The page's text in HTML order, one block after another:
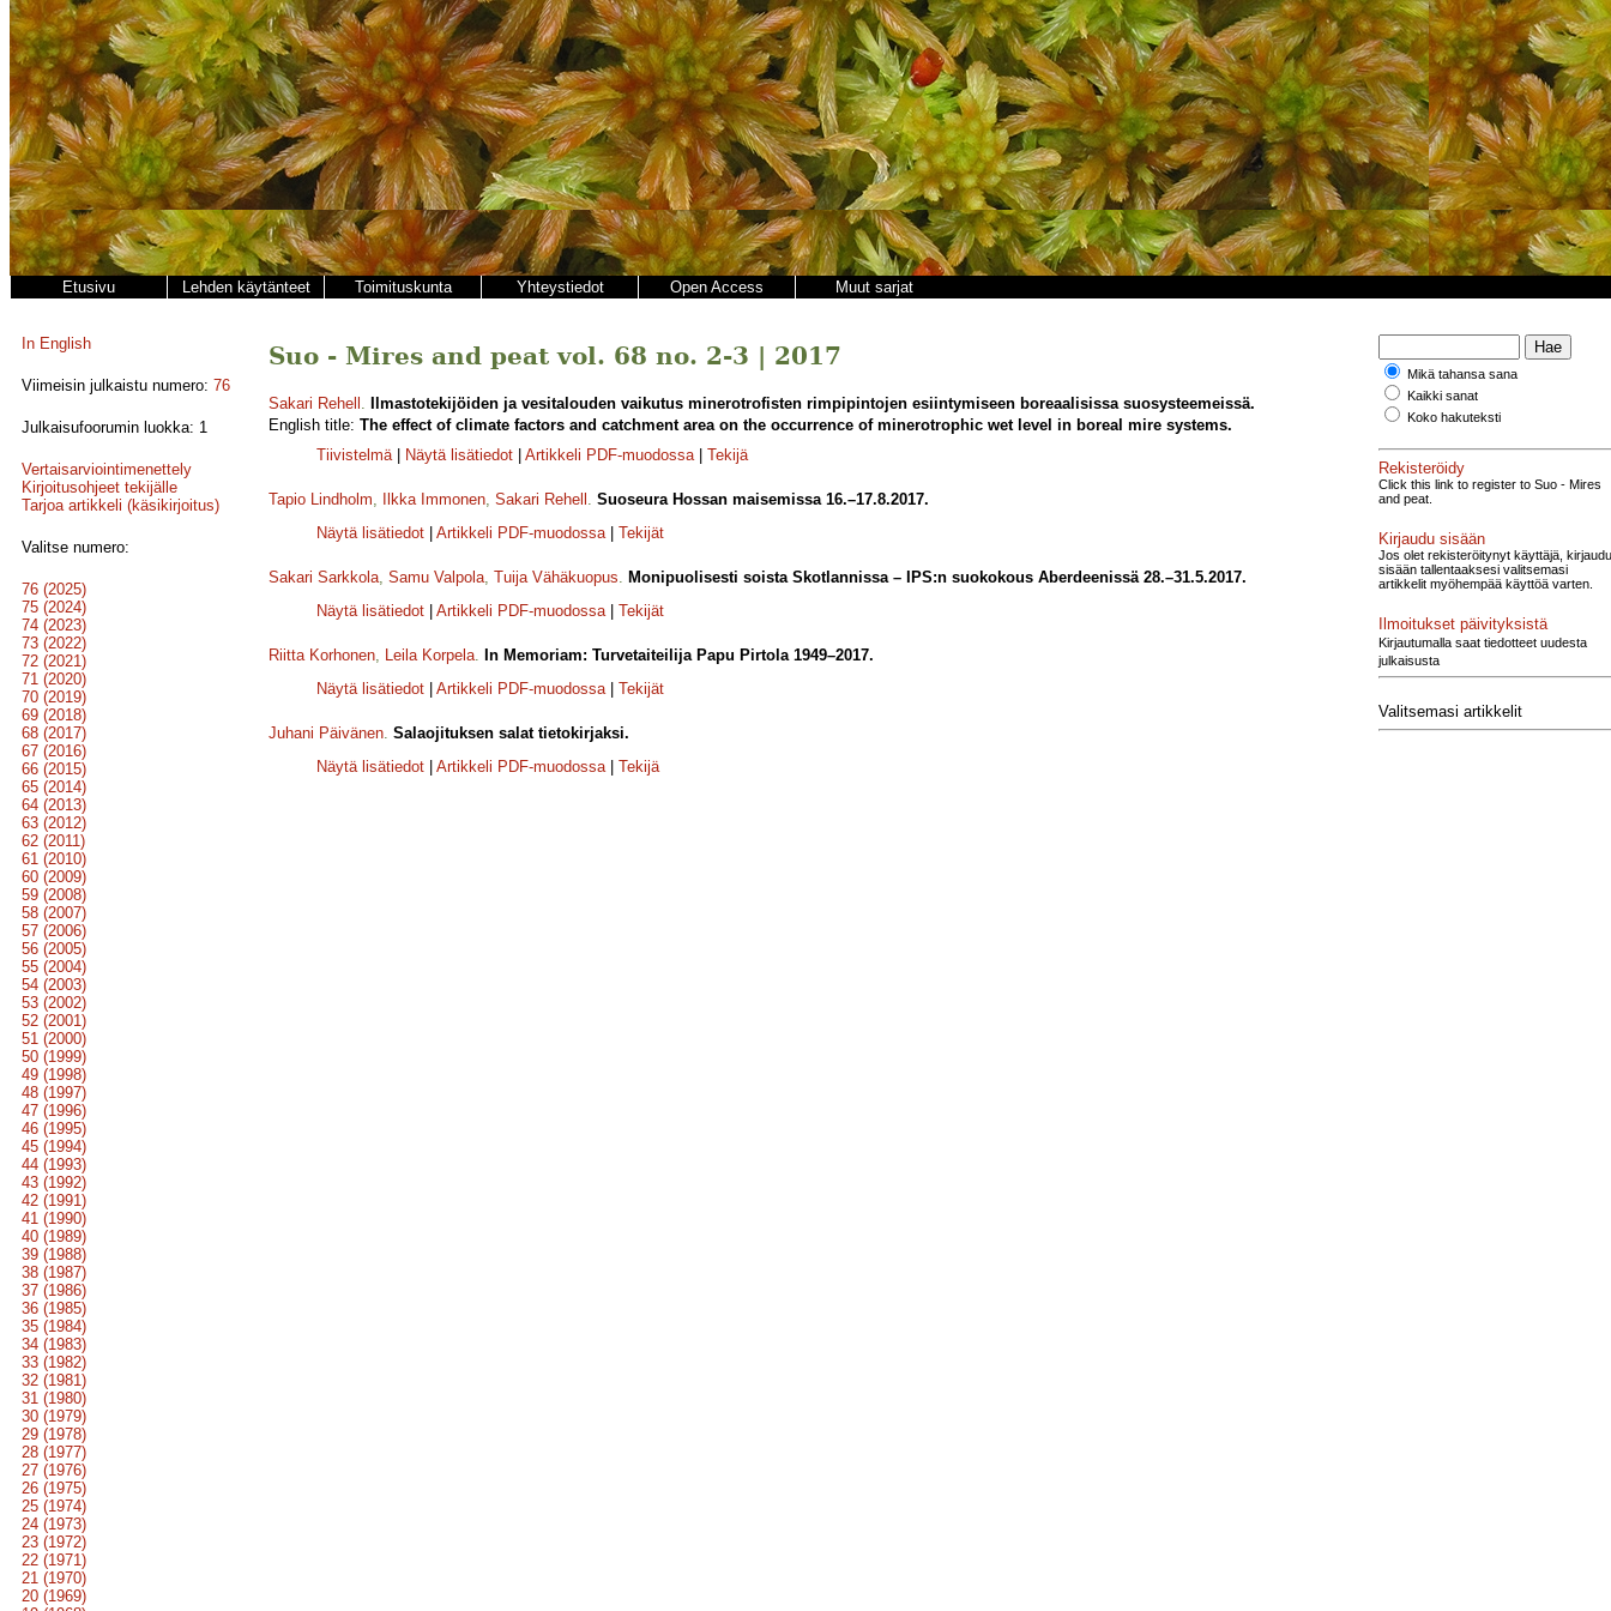
Etusivu Lehden käytänteet Toimituskunta Yhteystiedot Open Access Muut sarjat
In English
Viimeisin julkaistu numero: 76
Julkaisufoorumin luokka: 1
Vertaisarviointimenettely
Kirjoitusohjeet tekijälle
Tarjoa artikkeli (käsikirjoitus)
Valitse numero:
76 (2025)
75 (2024)
74 (2023)
73 (2022)
72 (2021)
71 (2020)
70 (2019)
69 (2018)
68 (2017)
67 (2016)
66 (2015)
65 (2014)
64 (2013)
63 (2012)
62 (2011)
61 (2010)
60 (2009)
59 (2008)
58 (2007)
57 (2006)
56 (2005)
55 (2004)
54 (2003)
53 (2002)
52 (2001)
51 (2000)
50 (1999)
49 (1998)
48 (1997)
47 (1996)
46 (1995)
45 (1994)
44 (1993)
43 (1992)
42 (1991)
41 (1990)
40 (1989)
39 (1988)
38 (1987)
37 (1986)
36 (1985)
35 (1984)
34 (1983)
33 (1982)
32 (1981)
31 (1980)
30 (1979)
29 (1978)
28 (1977)
27 (1976)
26 (1975)
25 (1974)
24 (1973)
23 (1972)
22 (1971)
21 (1970)
20 (1969)
Suo - Mires and peat vol. 68 no. 2-3 | 2017
Sakari Rehell .
Ilmastotekijöiden ja vesitalouden vaikutus minerotrofisten rimpipintojen esiintymiseen boreaalisissa suosysteemeissä.
English title: The effect of climate factors and catchment area on the occurrence of minerotrophic wet level in boreal mire systems.
Tiivistelmä| Näytä lisätiedot Artikkeli PDF-muodossa| Tekijä
Tapio Lindholm, Ilkka Immonen, Sakari Rehell . Suoseura Hossan maisemissa 16.–17.8.2017.
Näytä lisätiedot
Artikkeli PDF-muodossa| Tekijät
Sakari Sarkkola, Samu Valpola, Tuija Vähäkuopus. Monipuolisesti soista Skotlannissa – IPS:n suokokous Aberdeenissä 28.–31.5.2017.
Näytä lisätiedot
Artikkeli PDF-muodossa| Tekijät
Riitta Korhonen, Leila Korpela. In Memoriam: Turvetaiteilija Papu Pirtola 1949–2017.
Näytä lisätiedot
Artikkeli PDF-muodossa| Tekijät
Juhani Päivänen. Salaojituksen salat tietokirjaksi.
Näytä lisätiedot
Artikkeli PDF-muodossa| Tekijä
Mikä tahansa sana
Kaikki sanat
Koko hakuteksti
Rekisteröidy
Click this link to register to Suo - Mires
and peat.
Kirjaudu sisään
Jos olet rekisteröitynyt käyttäjä, kirjaudu
sisään tallentaaksesi valitsemasi
artikkelit myöhempää käyttöä varten.
Ilmoitukset päivityksistä
Kirjautumalla saat tiedotteet uudesta
julkaisusta
Valitsemasi artikkelit